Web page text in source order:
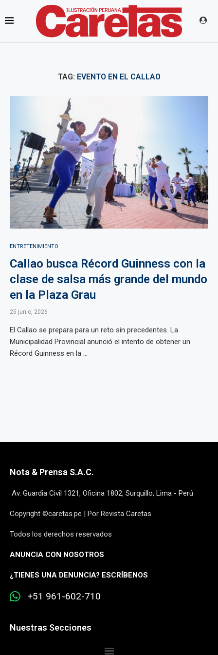
TAG: EVENTO EN EL CALLAO
ENTRETENIMIENTO
Callao busca Récord Guinness con la
clase de salsa más grande del mundo
en la Plaza Grau
25 junio, 2026
El Callao se prepara para un reto sin precedentes. La
Municipalidad Provincial anunció el intento de obtener un
Récord Guinness en la ...
Nota & Prensa S.A.C.
Av. Guardia Civil 1321, Oficina 1802, Surquillo, Lima - Perú
Copyright ©caretas.pe | Por Revista Caretas
Todos los derechos reservados
ANUNCIA CON NOSOTROS
¿TIENES UNA DENUNCIA? ESCRÍBENOS
+51 961-602-710
Nuestras Secciones